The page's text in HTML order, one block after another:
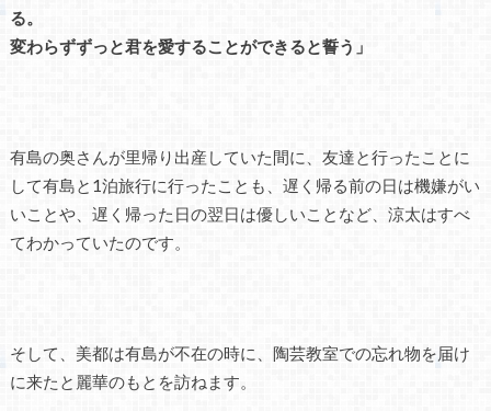
る。
変わらずずっと君を愛することができると誓う」
有島の奥さんが里帰り出産していた間に、友達と行ったことに
して有島と1泊旅行に行ったことも、遅く帰る前の日は機嫌がい
いことや、遅く帰った日の翌日は優しいことなど、涼太はすべ
てわかっていたのです。
そして、美都は有島が不在の時に、陶芸教室での忘れ物を届け
に来たと麗華のもとを訪ねます。